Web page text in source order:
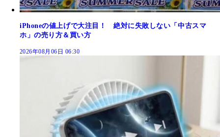
iPhoneの値上げで大注目！ 絶対に失敗しない「中古スマ
ホ」の売り方＆買い方
2026年08月06日 06:30